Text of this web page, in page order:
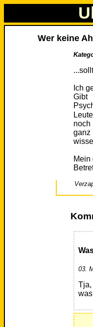
Wer keine
Ich
noch
Mein
03.